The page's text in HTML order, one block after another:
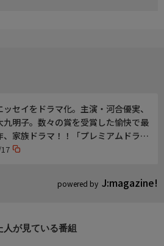
のアップコンバートです。
powered by J:magazine!
ッセイをドラマ化。主演・河合優実、
九明子。数々の賞を受賞した愉快で最
、家族ドラマ！！「プレミアムドラマ
ら愛したんじゃなくて、愛したのが家
が見ている番組